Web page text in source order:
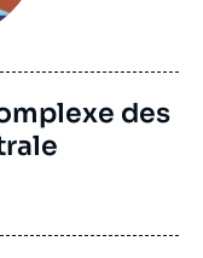
des